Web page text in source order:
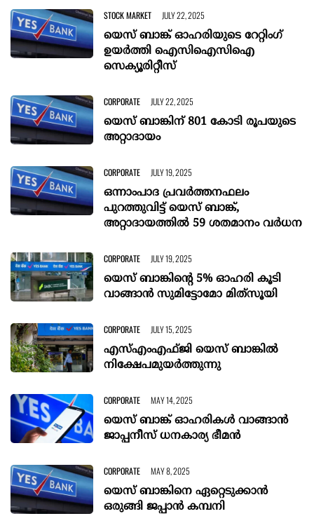
STOCK MARKET JULY 22, 2025
യെസ് ബാങ്ക് ഓഹരിയുടെ റേറ്റിംഗ്
ഉയര്‍ത്തി ഐസിഐസിഐ
സെക്യൂരിറ്റീസ്
CORPORATE JULY 22, 2025
യെസ് ബാങ്കിന് 801 കോടി രൂപയുടെ
അറ്റാദായം
CORPORATE JULY 19, 2025
ഒന്നാംപാദ പ്രവര്‍ത്തനഫലം
പുറത്തുവിട്ട് യെസ് ബാങ്ക്,
അറ്റാദായത്തില്‍ 59 ശതമാനം വര്‍ധന
CORPORATE JULY 19, 2025
യെസ് ബാങ്കിന്റെ 5% ഓഹരി കൂടി
വാങ്ങാൻ സുമിട്ടോമോ മിത്‌സൂയി
CORPORATE JULY 15, 2025
എസ്എംഎഫ്ജി യെസ് ബാങ്കില്‍
നിക്ഷേപമുയര്‍ത്തുന്നു
CORPORATE MAY 14, 2025
യെസ് ബാങ്ക് ഓഹരികൾ വാങ്ങാൻ
ജാപ്പനീസ് ധനകാര്യ ഭീമൻ
CORPORATE MAY 8, 2025
യെസ് ബാങ്കിനെ ഏറ്റെടുക്കാൻ
ഒരുങ്ങി ജപ്പാൻ കമ്പനി